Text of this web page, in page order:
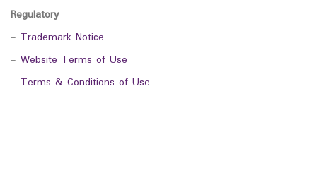
Regulatory
- Trademark Notice
- Website Terms of Use
- Terms & Conditions of Use